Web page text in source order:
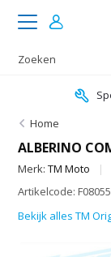
Home
ALBERINO
Merk:TM Moto
Artikelcode: F08055
Bekijk alles TM